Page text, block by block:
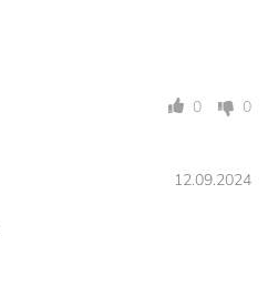
0 0
12.09.2024